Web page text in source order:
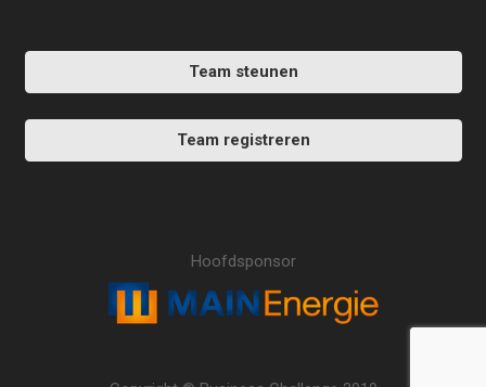
Team steunen
Team registreren
Hoofdsponsor